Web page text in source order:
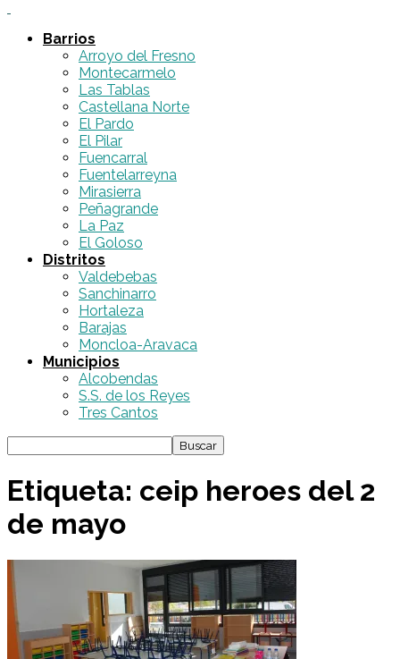
Barrios
Arroyo del Fresno
Montecarmelo
Las Tablas
Castellana Norte
El Pardo
El Pilar
Fuencarral
Fuentelarreyna
Mirasierra
Peñagrande
La Paz
El Goloso
Distritos
Valdebebas
Sanchinarro
Hortaleza
Barajas
Moncloa-Aravaca
Municipios
Alcobendas
S.S. de los Reyes
Tres Cantos
Etiqueta: ceip heroes del 2
de mayo